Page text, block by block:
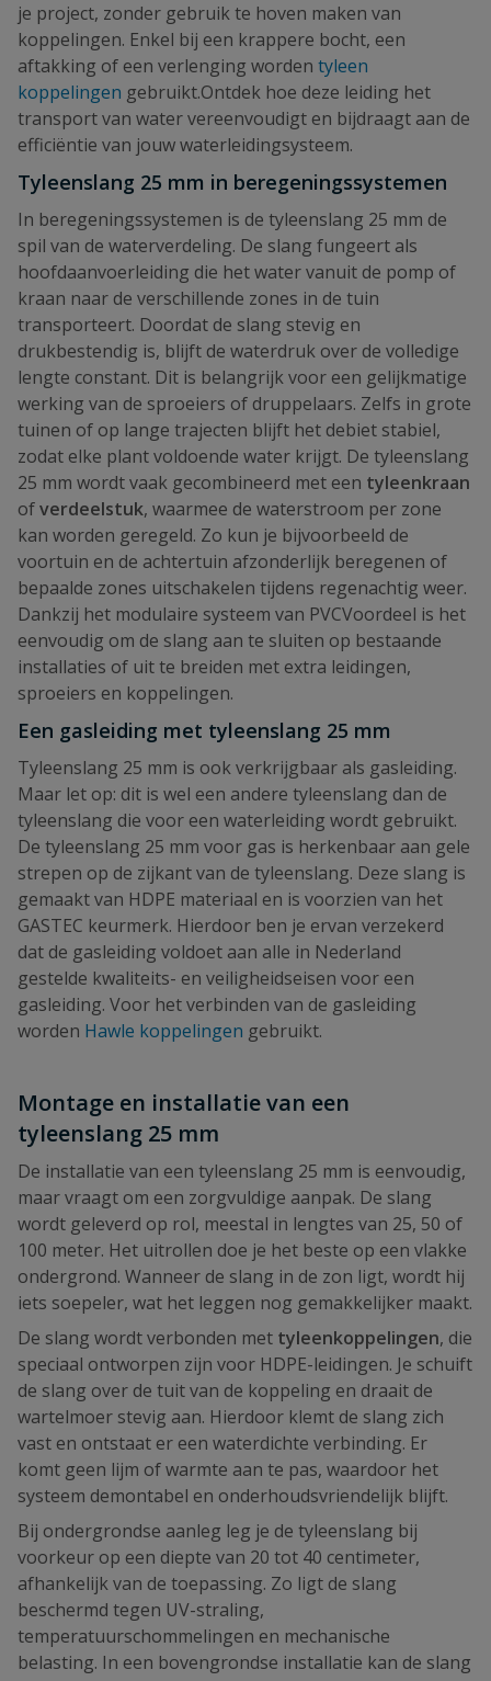
je project, zonder gebruik te hoven maken van
koppelingen. Enkel bij een krappere bocht, een
aftakking of een verlenging worden tyleen
koppelingen gebruikt.Ontdek hoe deze leiding het
transport van water vereenvoudigt en bijdraagt aan de
efficiëntie van jouw waterleidingsysteem.
Tyleenslang 25 mm in beregeningssystemen
In beregeningssystemen is de tyleenslang 25 mm de
spil van de waterverdeling. De slang fungeert als
hoofdaanvoerleiding die het water vanuit de pomp of
kraan naar de verschillende zones in de tuin
transporteert. Doordat de slang stevig en
drukbestendig is, blijft de waterdruk over de volledige
lengte constant. Dit is belangrijk voor een gelijkmatige
werking van de sproeiers of druppelaars. Zelfs in grote
tuinen of op lange trajecten blijft het debiet stabiel,
zodat elke plant voldoende water krijgt. De tyleenslang
25 mm wordt vaak gecombineerd met een tyleenkraan
ofverdeelstuk, waarmee de waterstroom per zone
kan worden geregeld. Zo kun je bijvoorbeeld de
voortuin en de achtertuin afzonderlijk beregenen of
bepaalde zones uitschakelen tijdens regenachtig weer.
Dankzij het modulaire systeem van PVCVoordeel is het
eenvoudig om de slang aan te sluiten op bestaande
installaties of uit te breiden met extra leidingen,
sproeiers en koppelingen.
Een gasleiding met tyleenslang 25 mm
Tyleenslang 25 mm is ook verkrijgbaar als gasleiding.
Maar let op: dit is wel een andere tyleenslang dan de
tyleenslang die voor een waterleiding wordt gebruikt.
De tyleenslang 25 mm voor gas is herkenbaar aan gele
strepen op de zijkant van de tyleenslang. Deze slang is
gemaakt van HDPE materiaal en is voorzien van het
GASTEC keurmerk. Hierdoor ben je ervan verzekerd
dat de gasleiding voldoet aan alle in Nederland
gestelde kwaliteits- en veiligheidseisen voor een
gasleiding. Voor het verbinden van de gasleiding
worden Hawle koppelingen gebruikt.
Montage en installatie van een
tyleenslang 25 mm
De installatie van een tyleenslang 25 mm is eenvoudig,
maar vraagt om een zorgvuldige aanpak. De slang
wordt geleverd op rol, meestal in lengtes van 25, 50 of
100 meter. Het uitrollen doe je het beste op een vlakke
ondergrond. Wanneer de slang in de zon ligt, wordt hij
iets soepeler, wat het leggen nog gemakkelijker maakt.
De slang wordt verbonden met tyleenkoppelingen, die
speciaal ontworpen zijn voor HDPE-leidingen. Je schuift
de slang over de tuit van de koppeling en draait de
wartelmoer stevig aan. Hierdoor klemt de slang zich
vast en ontstaat er een waterdichte verbinding. Er
komt geen lijm of warmte aan te pas, waardoor het
systeem demontabel en onderhoudsvriendelijk blijft.
Bij ondergrondse aanleg leg je de tyleenslang bij
voorkeur op een diepte van 20 tot 40 centimeter,
afhankelijk van de toepassing. Zo ligt de slang
beschermd tegen UV-straling,
temperatuurschommelingen en mechanische
belasting. In een bovengrondse installatie kan de slang